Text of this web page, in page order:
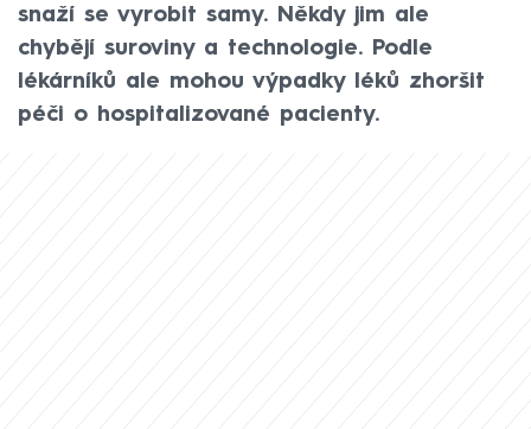
snaží se vyrobit samy. Někdy jim ale
chybějí suroviny a technologie. Podle
lékárníků ale mohou výpadky léků zhoršit
péči o hospitalizované pacienty.